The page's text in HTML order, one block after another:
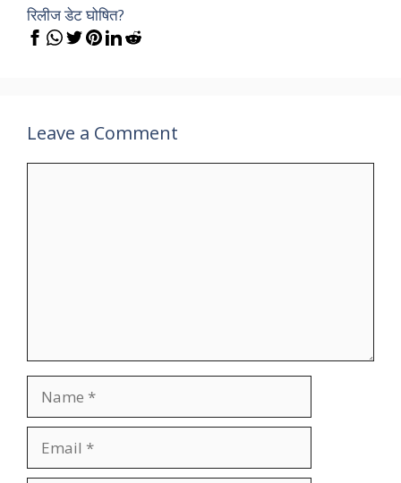
रिलीज डेट घोषित?
Leave a Comment